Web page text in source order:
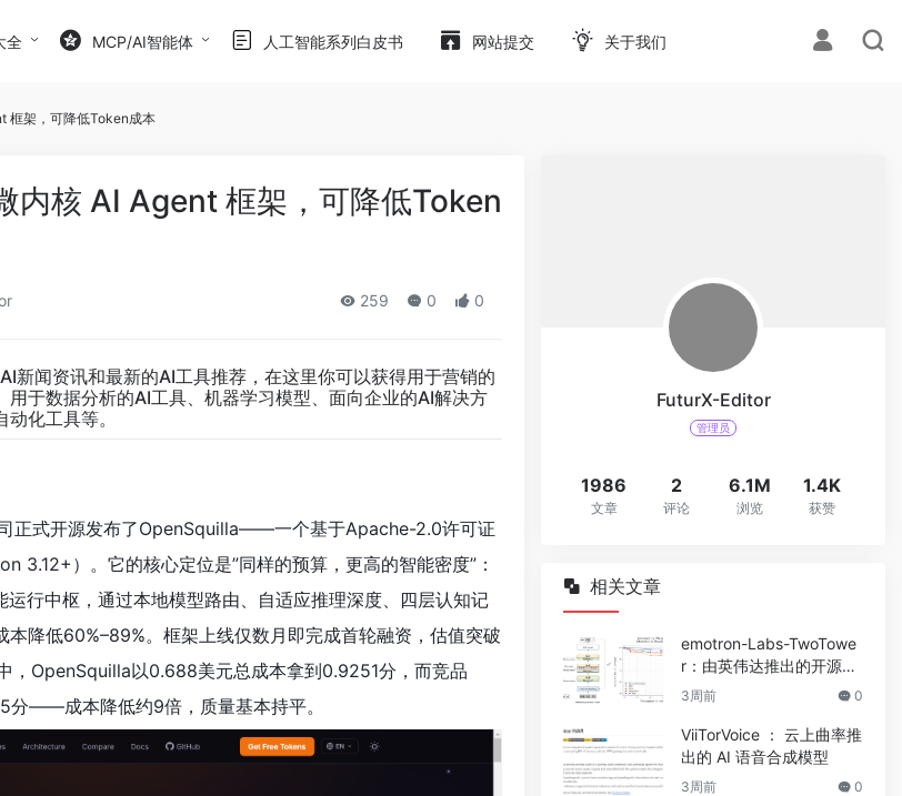
全 MCP/AI智能体 人工智能系列白皮书 网站提交 关于我们
框架，可降低Token成本
内核 AI Agent 框架，可降低Token
259 0 0
新闻资讯和最新的AI工具推荐，在这里你可以获得用于营销的
于数据分析的AI工具、机器学习模型、面向企业的AI解决方
化工具等。
正式开源发布了OpenSquilla——一个基于Apache-2.0许可证
3.12+）。它的核心定位是”同样的预算，更高的智能密度”：
行中枢，通过本地模型路由、自适应推理深度、四层认知记
降低60%–89%。框架上线仅数月即完成首轮融资，估值突破
，OpenSquilla以0.688美元总成本拿到0.9251分，而竞品
——成本降低约9倍，质量基本持平。
FuturX-Editor
管理员
1986
文章
2
评论
6.1M
浏览
1.4K
获赞
相关文章
emotron-Labs-TwoTowe
r：由英伟达推出的开源双
塔架构扩散语言模型
3周前 0
ViiTorVoice ： 云上曲率推
出的 AI 语音合成模型
3周前 0